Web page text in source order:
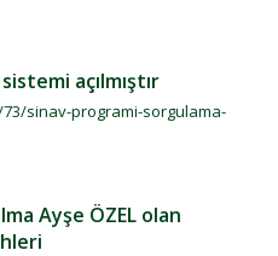
açılmıştır
sinav-programi-sorgulama-
Ayşe ÖZEL olan